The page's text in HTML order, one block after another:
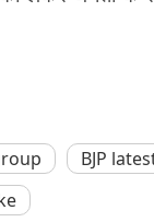
BJP